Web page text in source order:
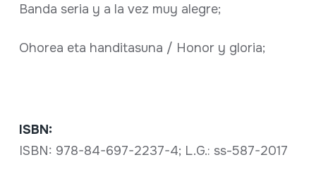
Banda seria y a la vez muy alegre;
Ohorea eta handitasuna / Honor y gloria;
ISBN:
ISBN: 978-84-697-2237-4; L.G.: ss-587-2017